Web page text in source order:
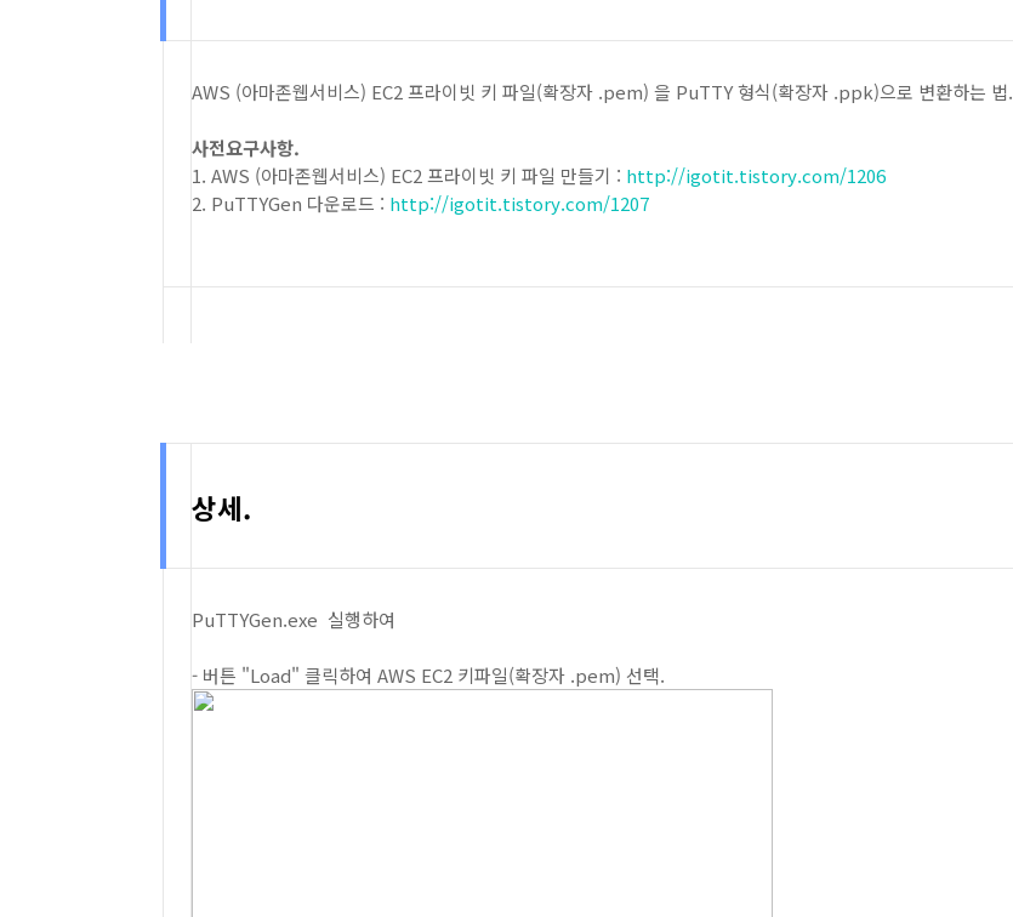
AWS (아마존웹서비스) EC2 프라이빗 키 파일(확장자 .pem) 을 PuTTY 형식(확장자 .ppk)으로 변환하는 법.
사전요구사항.
1. AWS (아마존웹서비스) EC2 프라이빗 키 파일 만들기 : http://igotit.tistory.com/1206
2. PuTTYGen 다운로드 : http://igotit.tistory.com/1207
상세.
PuTTYGen.exe 실행하여
- 버튼 "Load" 클릭하여 AWS EC2 키파일(확장자 .pem) 선택.